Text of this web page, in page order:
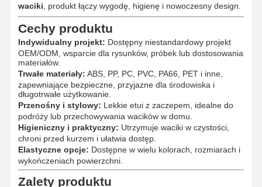
waciki , produkt łączy wygodę, higienę i nowoczesny design.
Cechy produktu
Indywidualny projekt: Dostępny niestandardowy projekt
OEM/ODM, wsparcie dla rysunków, próbek lub dostosowania
materiałów.
Trwałe materiały: ABS, PP, PC, PVC, PA66, PET i inne,
zapewniające bezpieczne, przyjazne dla środowiska i
długotrwałe użytkowanie.
Przenośny i stylowy: Lekkie etui z zaczepem, idealne do
podróży lub przechowywania wacików w domu.
Higieniczny i praktyczny: Utrzymuje waciki w czystości,
chroni przed kurzem i ułatwia dostęp.
Elastyczne opcje: Dostępne w wielu kolorach, rozmiarach i
wykończeniach powierzchni.
Zalety produktu